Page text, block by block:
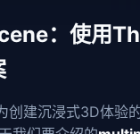
：使用
创建沉浸式3D体验